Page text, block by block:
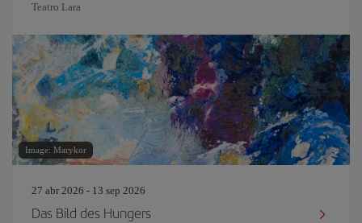
Teatro Lara
Image: Marykor
27 abr 2026 - 13 sep 2026
Das Bild des Hungers